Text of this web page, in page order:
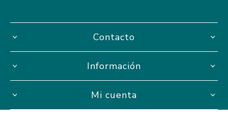
Contacto
Información
Mi cuenta